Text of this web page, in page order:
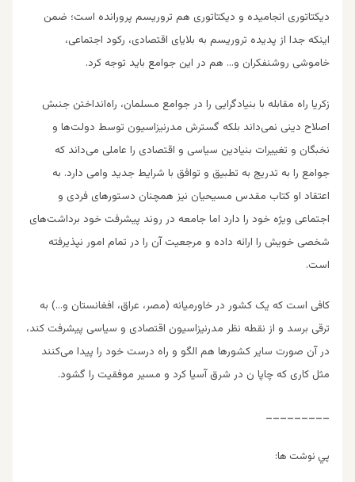
دیکتاتوری انجامیده و دیکتاتوری هم تروریسم پرورانده است؛ ضمن
اینکه جدا از پدیده تروریسم به بلا‌یای اقتصادی، رکود اجتماعی،
خاموشی روشنفکران و… هم در این جوامع باید توجه کرد.
زکریا راه مقابله با بنیادگرایی را در جوامع مسلمان، راه‌انداختن جنبش
اصلا‌ح دینی نمی‌داند بلکه گسترش مدرنیزاسیون توسط دولت‌ها و
نخبگان و تغییرات بنیادین سیاسی و اقتصادی را عاملی می‌داند که
جوامع را به تدریج به تطبیق و توافق با شرایط جدید وامی دارد. به
اعتقاد او کتاب مقدس مسیحیان نیز همچنان دستورهای فردی و
اجتماعی ویژه خود را دارد اما جامعه در روند پیشرفت خود برداشت‌های
شخصی خویش را ارائه داده و مرجعیت آن را در تمام امور نپذیرفته
است.
کافی است که یک کشور در خاورمیانه (مصر، عراق، افغانستان و…) به
ترقی برسد و از نقطه نظر مدرنیزاسیون اقتصادی و سیاسی پیشرفت کند،
در آن صورت سایر کشورها هم الگو و راه درست خود را پیدا می‌کنند
مثل کاری که چاپا ن در شرق آسیا کرد و مسیر موفقیت را گشود.
_________
پي نوشت ها: